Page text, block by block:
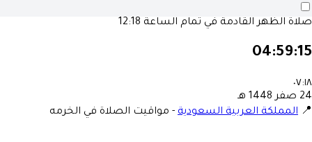
صلاة الظهر القادمة في تمام الساعة 12:18
04:59:15
٠٧:١٨
24 صفر 1448 هـ
📍 المملكة العربية السعودية - مواقيت الصلاة في الخرمه